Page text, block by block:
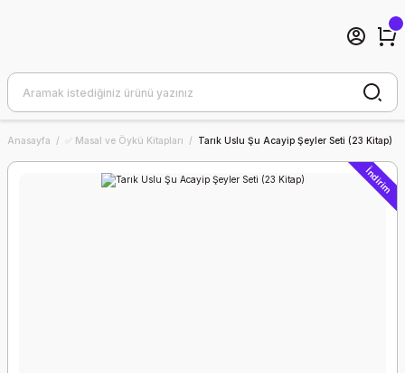
Anasayfa ✅ Masal ve Öykü Kitapları Tarık Uslu Şu Acayip Şeyler Seti (23 Kitap)
İndirim